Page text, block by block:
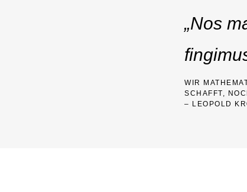
„Nos
WIR
SCHAFFT,
– LEOPOLD